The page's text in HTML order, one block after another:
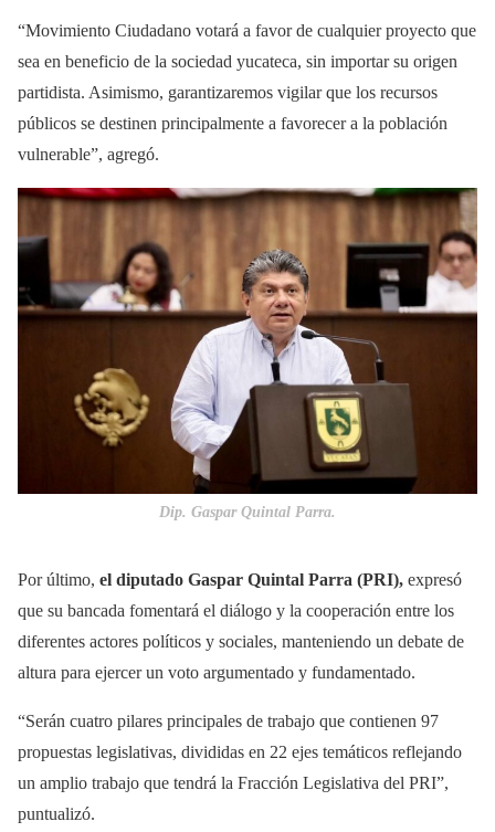
“Movimiento Ciudadano votará a favor de cualquier proyecto que
sea en beneficio de la sociedad yucateca, sin importar su origen
partidista. Asimismo, garantizaremos vigilar que los recursos
públicos se destinen principalmente a favorecer a la población
vulnerable”, agregó.
Dip. Gaspar Quintal Parra.
Por último, el diputado Gaspar Quintal Parra (PRI), expresó
que su bancada fomentará el diálogo y la cooperación entre los
diferentes actores políticos y sociales, manteniendo un debate de
altura para ejercer un voto argumentado y fundamentado.
“Serán cuatro pilares principales de trabajo que contienen 97
propuestas legislativas, divididas en 22 ejes temáticos reflejando
un amplio trabajo que tendrá la Fracción Legislativa del PRI”,
puntualizó.